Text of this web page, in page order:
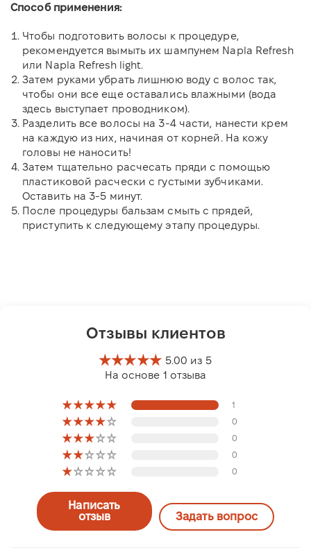
Способ применения:
Чтобы подготовить волосы к процедуре,
рекомендуется вымыть их шампунем Napla Refresh
или Napla Refresh light.
Затем руками убрать лишнюю воду с волос так,
чтобы они все еще оставались влажными (вода
здесь выступает проводником).
Разделить все волосы на 3-4 части, нанести крем
на каждую из них, начиная от корней. На кожу
головы не наносить!
Затем тщательно расчесать пряди с помощью
пластиковой расчески с густыми зубчиками.
Оставить на 3-5 минут.
После процедуры бальзам смыть с прядей,
приступить к следующему этапу процедуры.
Отзывы клиентов
5.00 из 5
На основе 1 отзыва
1
0
0
0
0
Написать
отзыв
Задать вопрос